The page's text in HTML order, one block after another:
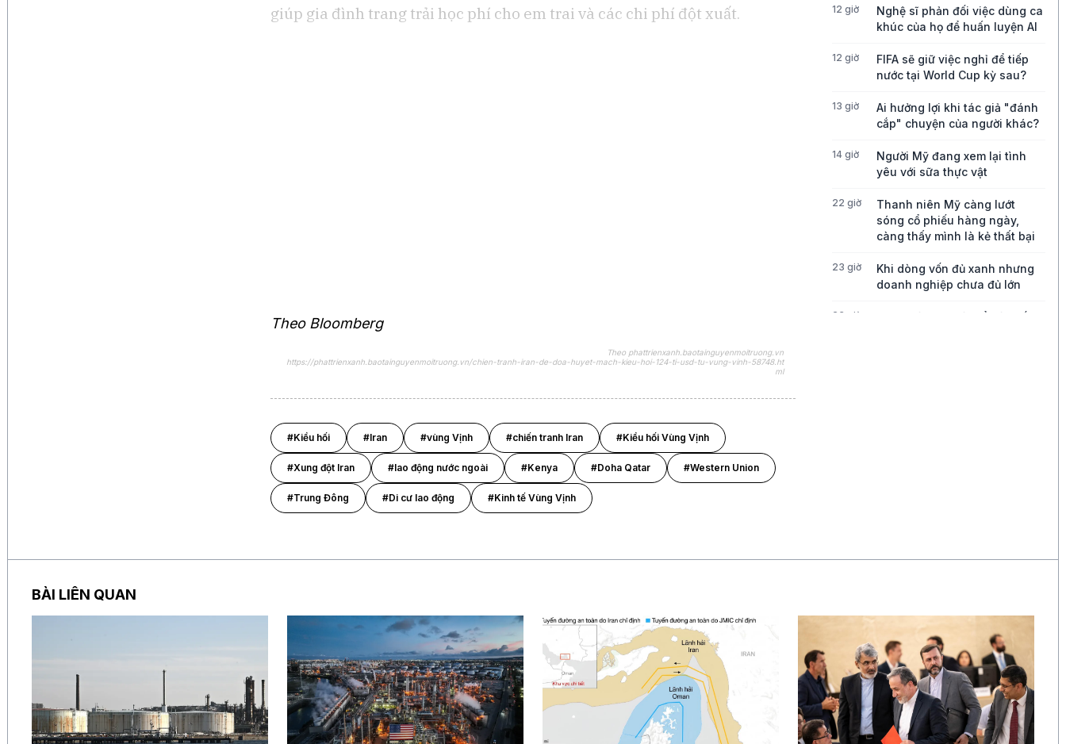
giúp gia đình trang trải học phí cho em trai và các chi phí đột xuất.
12 giờ
Nghệ sĩ phản đối việc dùng ca
khúc của họ để huấn luyện AI
12 giờ
FIFA sẽ giữ việc nghỉ để tiếp
nước tại World Cup kỳ sau?
13 giờ
Ai hưởng lợi khi tác giả "đánh
cắp" chuyện của người khác?
14 giờ
Người Mỹ đang xem lại tình
yêu với sữa thực vật
22 giờ
Thanh niên Mỹ càng lướt
sóng cổ phiếu hàng ngày,
càng thấy mình là kẻ thất bại
23 giờ
Khi dòng vốn đủ xanh nhưng
doanh nghiệp chưa đủ lớn
23 giờ
Bong bóng AI có thể kéo vốn
Theo Bloomberg
Theo phattrienxanh.baotainguyenmoitruong.vn
https://phattrienxanh.baotainguyenmoitruong.vn/chien-tranh-iran-de-doa-huyet-mach-kieu-hoi-124-ti-usd-tu-vung-vinh-58748.ht
ml
#Kiều hối #Iran #vùng Vịnh #chiến tranh Iran #Kiều hối Vùng Vịnh
#Xung đột Iran #lao động nước ngoài #Kenya #Doha Qatar #Western Union
#Trung Đông #Di cư lao động #Kinh tế Vùng Vịnh
BÀI LIÊN QUAN